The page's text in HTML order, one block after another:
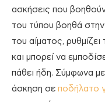
ασκήσεις που
του τύπου βοηθά
του αίματος,
και μπορεί να
πάθει ήδη. Σύμφωνα
άσκηση σε ποδήλατο